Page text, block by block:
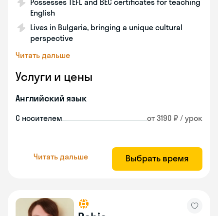
Possesses TEFL and BEC certificates for teaching
English
Lives in Bulgaria, bringing a unique cultural
perspective
Читать дальше
Услуги и цены
Английский язык
С носителем от 3190 ₽ / урок
Читать дальше Выбрать время